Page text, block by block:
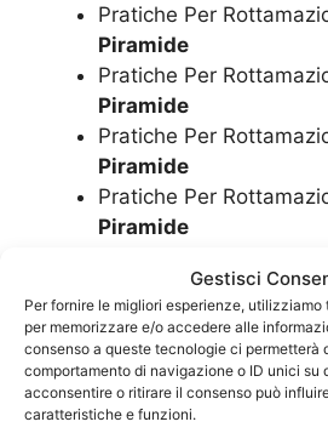
Gestisci
Per fornire le migliori esperienze,
per memorizzare e/o accedere alle
consenso a queste tecnologie ci permetterà
comportamento di navigazione o ID unici su
acconsentire o ritirare il consenso può
caratteristiche e funzioni.
Pratiche Per
Piramide
Pratiche Per
Piramide
Pratiche Per
Piramide
Pratiche Per
Piramide
Pratiche Per
Metro Piramide
Pratiche Per
Piramide